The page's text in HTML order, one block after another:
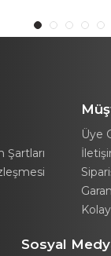
Şartları
Üye
Sosyal